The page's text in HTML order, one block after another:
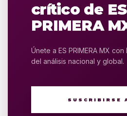
crítico de ES
PRIMERA
Únete a ES PRIMERA MX
del análisis nacional y global.
SUSCRIBIRSE